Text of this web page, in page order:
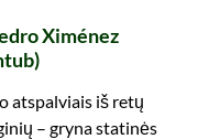
Ximénez
atspalviais iš retų
– gryna statinės